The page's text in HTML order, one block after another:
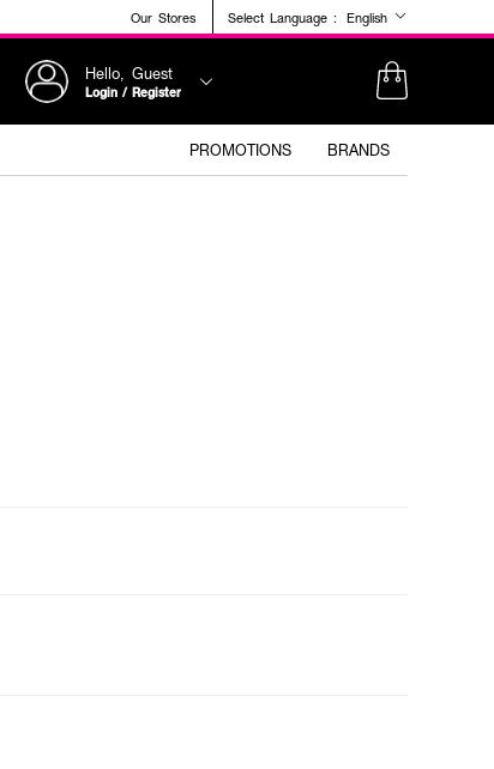
Our Stores Select Language : English
Hello, Guest
Login / Register
PROMOTIONS BRANDS